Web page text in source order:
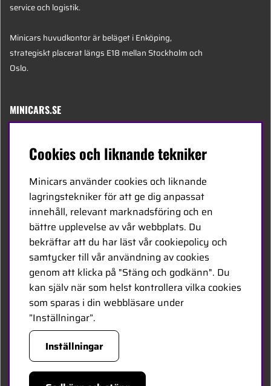
service och logistik.
Minicars huvudkontor är beläget i Enköping,
strategiskt placerat längs E18 mellan Stockholm och
Oslo.
MINICARS.SE
Bli återförsäljare
Bli leverantör
Jobba hos oss
FÖLJ OSS
Facebook
HANDLA TRYGGT
Cookies och liknande tekniker
Minicars använder cookies och liknande
lagringstekniker för att ge dig anpassat
innehåll, relevant marknadsföring och en
bättre upplevelse av vår webbplats. Du
bekräftar att du har läst vår cookiepolicy och
samtycker till vår användning av cookies
genom att klicka på "Stäng och godkänn". Du
kan själv när som helst kontrollera vilka cookies
som sparas i din webbläsare under
”Inställningar”.
Inställningar